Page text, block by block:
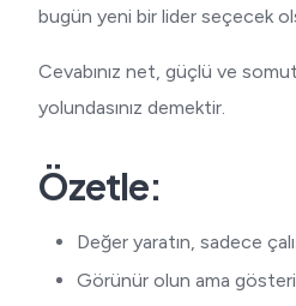
bugün yeni bir lider seçecek
Cevabınız net, güçlü ve
yolundasınız demektir.
Özetle:
Değer yaratın, sadece
Görünür olun ama